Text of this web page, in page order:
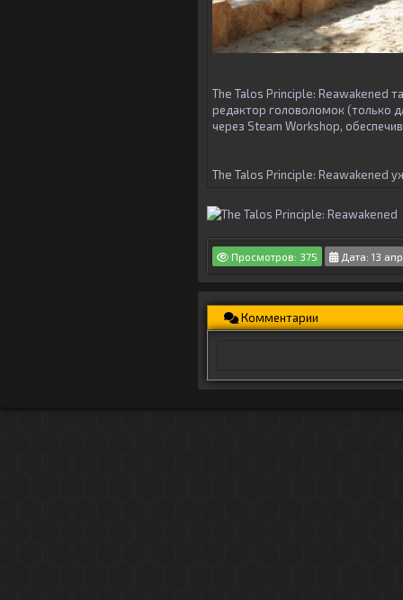
The Talos Principle: Reawakened
редактор головоломок (только
через Steam Workshop,
The Talos Principle: Reawakened
Просмотров: 375 Дата: 13
Комментарии